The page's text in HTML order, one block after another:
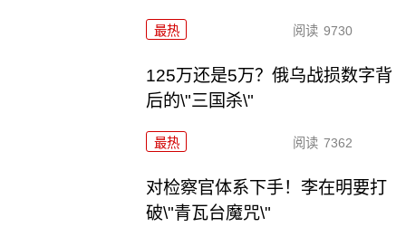
最热 阅读 9730
125万还是5万？俄乌战损数字背
后的\"三国杀\"
最热 阅读 7362
对检察官体系下手！李在明要打
破\"青瓦台魔咒\"